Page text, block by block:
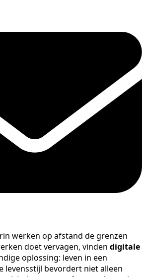
werken op afstand de grenzen
doet vervagen, vinden digitale
oplossing: leven in een
levensstijl bevordert niet alleen